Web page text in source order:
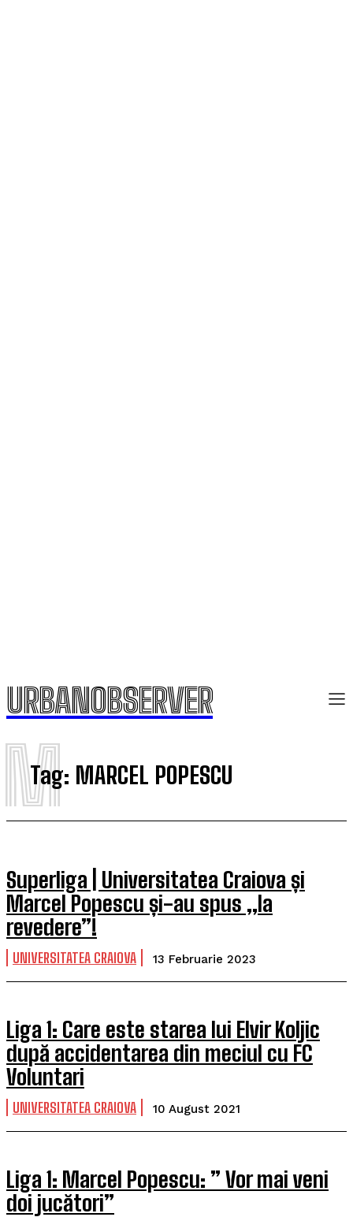
URBANOBSERVER
Tag: MARCEL POPESCU
M
Superliga | Universitatea Craiova și
Marcel Popescu și-au spus „la
revedere”!
UNIVERSITATEA CRAIOVA 13 Februarie 2023
Liga 1: Care este starea lui Elvir Koljic
după accidentarea din meciul cu FC
Voluntari
UNIVERSITATEA CRAIOVA 10 August 2021
Liga 1: Marcel Popescu: ” Vor mai veni
doi jucători”